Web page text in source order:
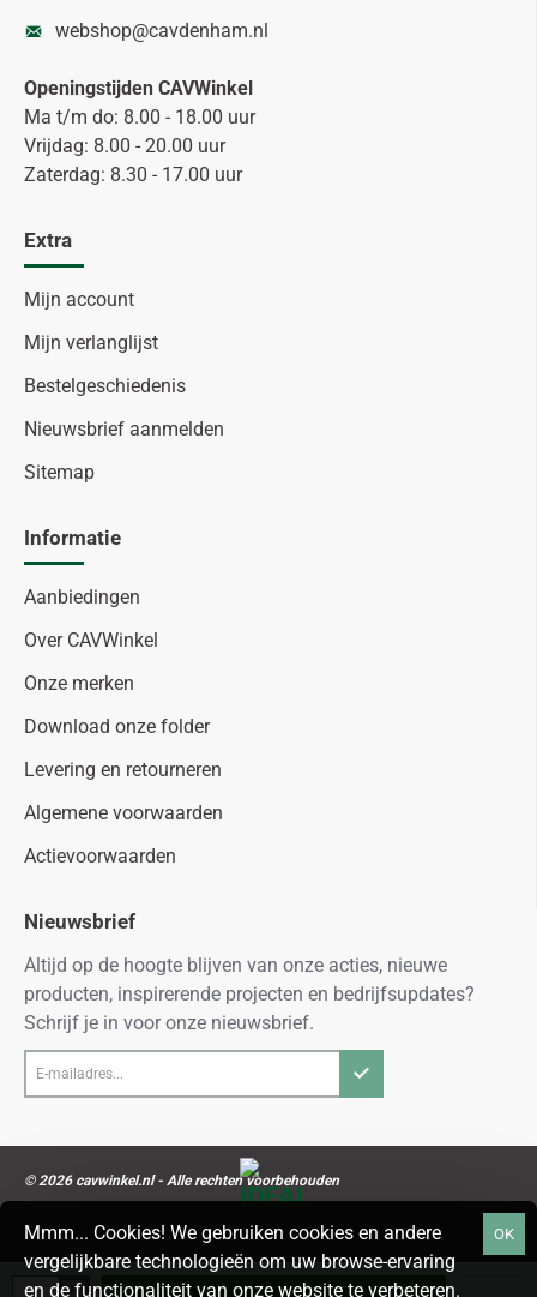
Mmm... Cookies! We gebruiken cookies en andere
vergelijkbare technologieën om uw browse-ervaring
en de functionaliteit van onze website te verbeteren.
OK
webshop@cavdenham.nl
Openingstijden CAVWinkel
Ma t/m do: 8.00 - 18.00 uur
Vrijdag: 8.00 - 20.00 uur
Zaterdag: 8.30 - 17.00 uur
Extra
Mijn account
Mijn verlanglijst
Bestelgeschiedenis
Nieuwsbrief aanmelden
Sitemap
Informatie
Aanbiedingen
Over CAVWinkel
Onze merken
Download onze folder
Levering en retourneren
Algemene voorwaarden
Actievoorwaarden
Nieuwsbrief
Altijd op de hoogte blijven van onze acties, nieuwe
producten, inspirerende projecten en bedrijfsupdates?
Schrijf je in voor onze nieuwsbrief.
mailadres...
© 2026 cavwinkel.nl - Alle rechten voorbehouden